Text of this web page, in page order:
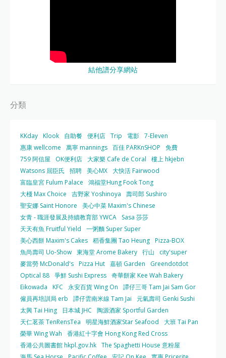
結他譜分享網站
分類
KKday Klook 自助餐 便利店 Trip 電影 7-Eleven
惠康 wellcome
萬寧 mannings 百佳 PARKnSHOP
免費
759 阿信屋
OK便利店 大家樂 Cafe de Coral
樓上 hkjebn
Watsons 屈臣氏
招聘 美心MX 大快活 Fairwood
富臨皇宮 Fulum Palace
鴻福堂Hung Fook Tong
大棧 Max Choice
吉野家 Yoshinoya
壽司郎 Sushiro
聖安娜 Saint Honore
美心中菜 Maxim's Chinese
女青 - 職涯發展及持續教育部 YWCA
Sasa 莎莎
天天有魚 Fruitful Yield
一粥麵 Super Super
美心西餅 Maxim's Cakes 稻香集團 Tao Heung Pizza-BOX
魚尚壽司 Uo-Show 東海堂 Arome Bakery 行山
city'super
麥當勞 McDonald's Pizza Hut 嘉頓 Garden
Greendotdot
Optical 88 爭鮮 Sushi Express 奇華餅家 Kee Wah Bakery
Eikowada
KFC 永安百貨 Wing On
譚仔三哥 Tam Jai Sam Gor
僱員再培訓局 erb
譚仔雲南米線 Tam Jai
元氣壽司 Genki Sushi
太興 Tai Hing
日本城 JHC
陶源酒家 Sportful Garden
天仁茗茶 TenRensTea
明星海鮮酒家Star Seafood
大班 Tai Pan
榮華 Wing Wah
香港紅十字會 Hong Kong Red Cross
香港公共圖書館 hkpl.gov.hk The Spaghetti House 意粉屋